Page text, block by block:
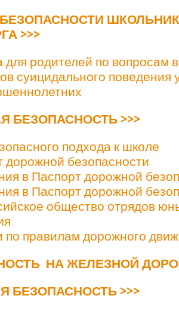
>>>
для родителей по вопросам
суицидального поведения
БЕЗОПАСНОСТЬ >>>
подхода к школе
дорожной безопасности
в Паспорт дорожной
в Паспорт дорожной
общество отрядов
по правилам дорожного
НА ЖЕЛЕЗНОЙ
БЕЗОПАСНОСТЬ >>>